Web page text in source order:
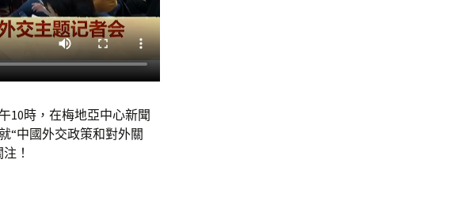
10時，在梅地亞中心新聞
“中國外交政策和對外關
！